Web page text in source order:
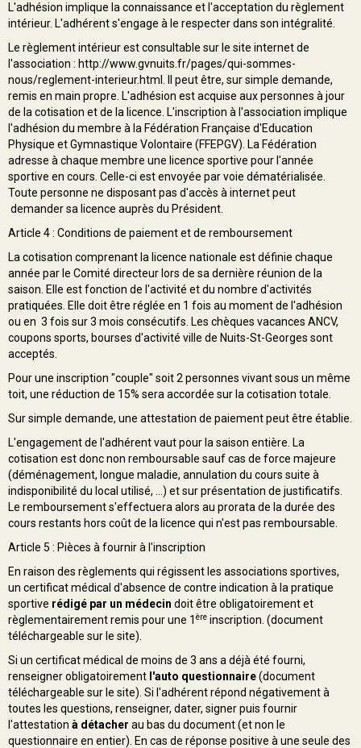
L'adhésion implique la connaissance et l'acceptation du règlement
intérieur. L'adhérent s'engage à le respecter dans son intégralité.
Le règlement intérieur est consultable sur le site internet de
l'association : http://www.gvnuits.fr/pages/qui-sommes-
nous/reglement-interieur.html
. Il peut être, sur simple demande,
remis en main propre. L'adhésion est acquise aux personnes à jour
de la cotisation et de la licence. L'inscription à l'association implique
l'adhésion du membre à la Fédération Française d'Education
Physique et Gymnastique Volontaire (FFEPGV). La Fédération
adresse à chaque membre une licence sportive pour l'année
sportive en cours. Celle-ci est envoyée par voie dématérialisée.
Toute personne ne disposant pas d'accès à internet peut
demander sa licence auprès du Président.
Article 4 : Conditions de paiement et de remboursement
La cotisation comprenant la licence nationale est définie chaque
année par le Comité directeur lors de sa dernière réunion de la
saison. Elle est fonction de l'activité et du nombre d'activités
pratiquées. Elle doit être réglée en 1 fois au moment de l'adhésion
ou en 3 fois sur 3 mois consécutifs. Les chèques vacances ANCV,
coupons sports, bourses d'activité ville de Nuits-St-Georges sont
acceptés.
Pour une inscription "couple" soit 2 personnes vivant sous un même
toit, une réduction de 15% sera accordée sur la cotisation totale.
Sur simple demande, une attestation de paiement peut être établie.
L'engagement de l'adhérent vaut pour la saison entière. La
cotisation est donc non remboursable sauf cas de force majeure
(déménagement, longue maladie, annulation du cours suite à
indisponibilité du local utilisé, ...) et sur présentation de justificatifs.
Le remboursement s'effectuera alors au prorata de la durée des
cours restants hors coût de la licence qui n'est pas remboursable.
Article 5 : Pièces à fournir à l'inscription
En raison des règlements qui régissent les associations sportives,
un certificat médical d'absence de contre indication à la pratique
sportive rédigé par un médecin doit être obligatoirement et
règlementairement remis pour une 1 ère inscription. (document
téléchargeable sur le site).
Si un certificat médical de moins de 3 ans a déjà été fourni,
renseigner obligatoirement l'auto questionnaire(document
téléchargeable sur le site). Si l'adhérent répond négativement à
toutes les questions, renseigner, dater, signer puis fournir
l'attestation à détacher au bas du document (et non le
questionnaire en entier). En cas de réponse positive à une seule des